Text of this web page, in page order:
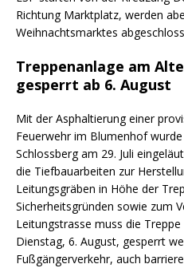
Richtung Marktplatz, werden
Weihnachtsmarktes
Treppenanlage am
gesperrt ab 6. August
Mit der Asphaltierung einer
Feuerwehr im Blumenhof
Schlossberg am 29. Juli
die Tiefbauarbeiten zur
Leitungsgräben in Höhe der
Sicherheitsgründen sowie zum
Leitungstrasse muss die
Dienstag, 6. August, gesperrt
Fußgängerverkehr, auch